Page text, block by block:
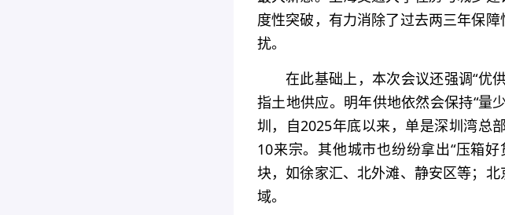
度性突破，有力消除了过去两三年保
扰。
在此基础上，本次会议还强调“优
指土地供应。明年供地依然会保持“量
圳，自2025年底以来，单是深圳湾总
10来宗。其他城市也纷纷拿出“压箱
块，如徐家汇、北外滩、静安区等；
域。